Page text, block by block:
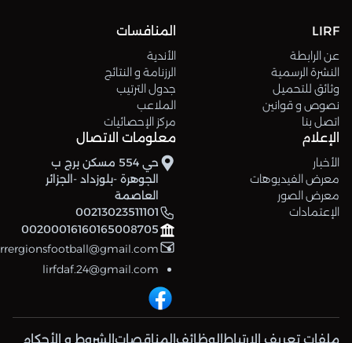
LIRF
عن الرابطة
النشرة الرسمية
وثائق للتحميل
نصوص و قوانين
اتصل بنا
المنافسات
الأندية
الرزنامة و النتائج
جدول الترتيب
الملاعب
مركز الإحصائيات
الإعلام
الأخبار
معرض الفيديوهات
معرض الصور
الإعتمادات
معلومات الاتصال
حي 554 مسكن برج ب
الجوهرة -بلوزداد -الجزائر
العاصمة
00213023511101
00200016160165008705
lirfdaf.24@gmail.com
ملفات تعريف الإرتباط الوظائف المناقصات الشروط و الأحكام